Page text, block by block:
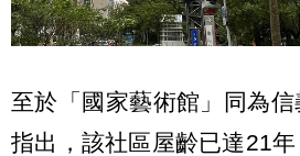
至於「國家藝術館」同為
指出，該社區屋齡已達21